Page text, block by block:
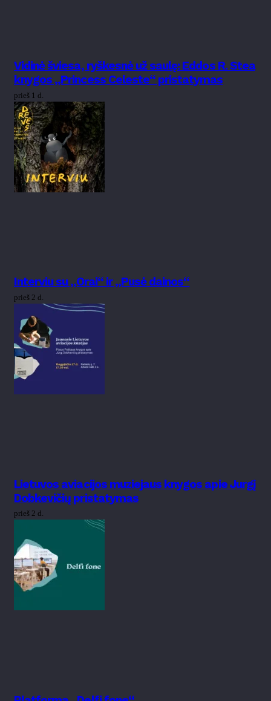
Vidinė šviesa, ryškesnė už saulę: Eddos R. Stea
knygos „Princess Celeste“ pristatymas
prieš 1 d.
Interviu su „Orai“ ir „Pusė dainos“
prieš 2 d.
Lietuvos aviacijos muziejaus knygos apie Jurgį
Dobkevičių pristatymas
prieš 2 d.